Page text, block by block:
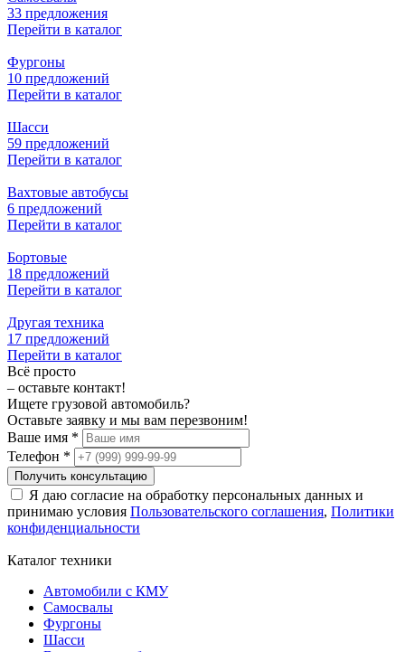
33 предложения
Перейти в каталог
Фургоны
10 предложений
Перейти в каталог
Шасси
59 предложений
Перейти в каталог
Вахтовые автобусы
6 предложений
Перейти в каталог
Бортовые
18 предложений
Перейти в каталог
Другая техника
17 предложений
Перейти в каталог
Всё просто
– оставьте контакт!
Ищете грузовой автомобиль?
Оставьте заявку и мы вам перезвоним!
Ваше имя *
Телефон *
Получить консультацию
Я даю согласие на обработку персональных данных и
принимаю условия Пользовательского соглашения, Политики
конфиденциальности
Каталог техники
Автомобили с КМУ
Самосвалы
Фургоны
Шасси